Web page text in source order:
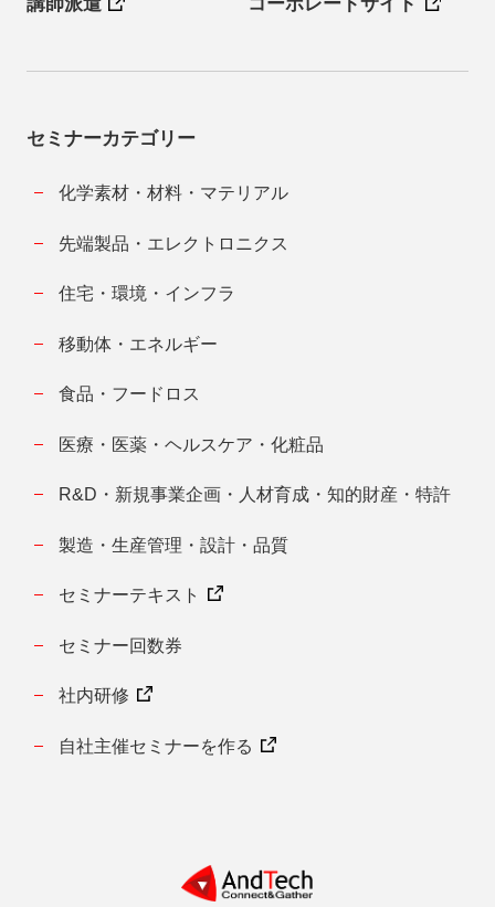
セミナーカテゴリー
化学素材・材料・マテリアル
先端製品・エレクトロニクス
住宅・環境・インフラ
移動体・エネルギー
食品・フードロス
医療・医薬・ヘルスケア・化粧品
R&D・新規事業企画・人材育成・知的財産・特許
製造・生産管理・設計・品質
セミナーテキスト
セミナー回数券
社内研修
自社主催セミナーを作る